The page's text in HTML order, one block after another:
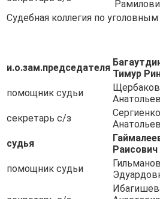
Судебная коллегия по
и.о.зам.председателя
Тимур
помощник судьи
секретарь с/з
судья
Раисович
помощник судьи